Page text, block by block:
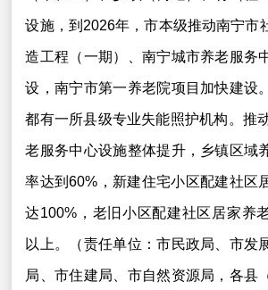
设施，到2026年，市本级推动南宁市
造工程（一期）、南宁城市养老服务
设，南宁市第一养老院项目加快建设
都有一所县级专业失能照护机构。推
老服务中心设施整体提升，乡镇区域
率达到60%，新建住宅小区配建社区
达100%，老旧小区配建社区居家养
以上。（责任单位：市民政局、市发
局、市住建局、市自然资源局，各县